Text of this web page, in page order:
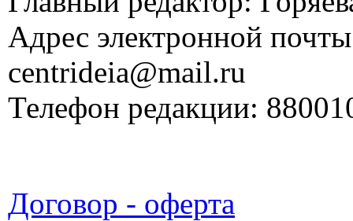
Адрес электронной
centrideia@mail.ru
Телефон редакции:
Договор - оферта